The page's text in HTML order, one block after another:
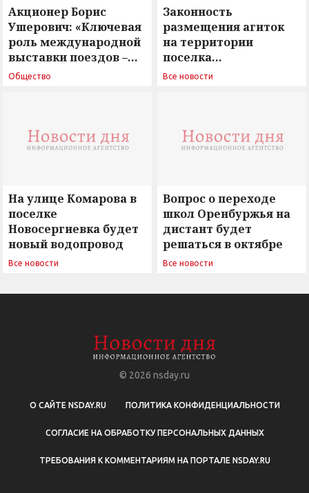
Акционер Борис
Ушерович: «Ключевая
роль международной
выставки поездов –
поиск ответов на
Общество
Законность
размещения агиток
на территории
поселка
Новосергиевка
Все новости
На улице Комарова в
поселке
Новосергиевка будет
новый водопровод
Все новости
Вопрос о переходе
школ Оренбуржья на
дистант будет
решаться в октябре
Все новости
© 2026 nsday.ru
О САЙТЕ NSDAY.RU ПОЛИТИКА КОНФИДЕНЦИАЛЬНОСТИ
СОГЛАСИЕ НА ОБРАБОТКУ ПЕРСОНАЛЬНЫХ ДАННЫХ
ТРЕБОВАНИЯ К КОММЕНТАРИЯМ НА ПОРТАЛЕ NSDAY.RU